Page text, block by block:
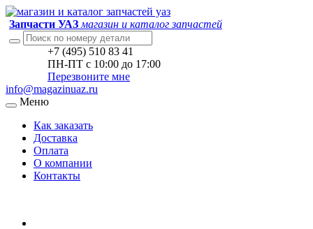
Запчасти УАЗ магазин и каталог запчастей
+7 (495) 510 83 41
ПН-ПТ с 10:00 до 17:00
Перезвоните мне
info@magazinuaz.ru
Меню
Как заказать
Доставка
Оплата
О компании
Контакты